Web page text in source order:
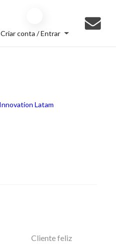
Criar conta / Entrar
Cliente feliz